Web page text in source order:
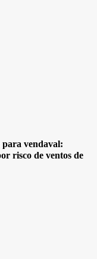
vendaval:
risco de ventos de